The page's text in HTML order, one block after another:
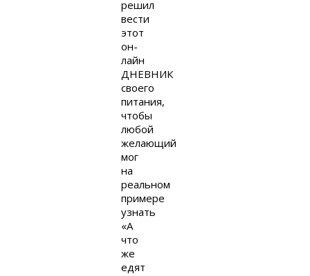
решил
вести
этот
он-
лайн
ДНЕВНИК
своего
питания,
чтобы
любой
желающий
мог
на
реальном
примере
узнать
«А
что
же
едят